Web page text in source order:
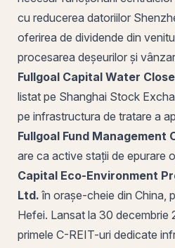
cu reducerea datoriilor
oferirea de dividende din
procesarea deșeurilor și
Fullgoal Capital Water
listat pe Shanghai Stock
pe infrastructura de tratare a
Fullgoal Fund Management
are ca active stații de epurare
Capital Eco-Environment
Ltd. în orașe-cheie din China,
Hefei. Lansat la 30 decembrie
primele C-REIT-uri dedicate